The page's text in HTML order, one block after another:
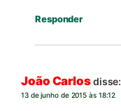
Responder
João Carlosdisse:
13 de junho de 2015 às 18:12